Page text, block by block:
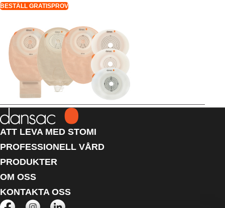
BESTÄLL GRATISPROV
ATT LEVA MED STOMI
PROFESSIONELL VÅRD
PRODUKTER
OM OSS
KONTAKTA OSS